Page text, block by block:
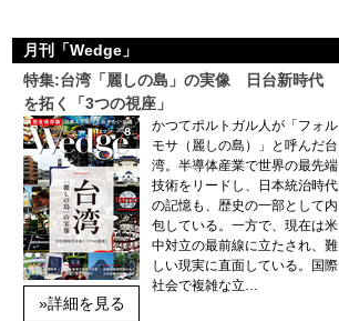
月刊「Wedge」
特集:台湾「麗しの島」の実像 日台新時代
を拓く「3つの視座」
»詳細を見る
かつてポルトガル人が「フォル
モサ（麗しの島）」と呼んだ台
湾。半導体産業で世界の最先端
技術をリードし、日本統治時代
の記憶も、歴史の一部として内
包している。一方で、現在は米
中対立の最前線に立たされ、難
しい現実に直面している。国際
社会で複雑な立…